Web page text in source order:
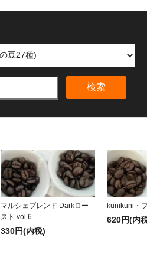
検索
マルシェブレンド Darkロー
スト vol.6
330円(内税)
kunikuni・
620円(内